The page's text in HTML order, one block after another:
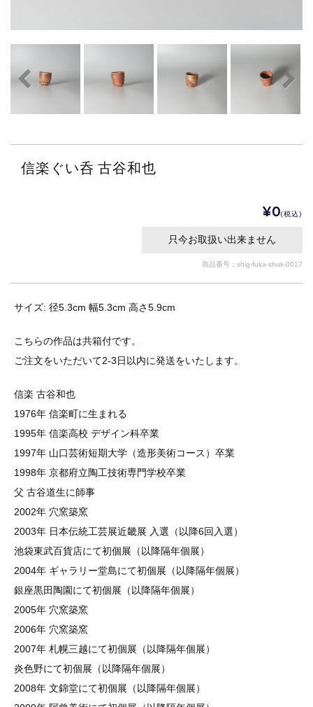
信楽ぐい呑 古谷和也
¥0(税込)
只今お取扱い出来ません
商品番号：shig-fuka-shuk-0017
サイズ: 径5.3cm 幅5.3cm 高さ5.9cm
こちらの作品は共箱付です。
ご注文をいただいて2-3日以内に発送をいたします。
信楽 古谷和也
1976年 信楽町に生まれる
1995年 信楽高校 デザイン科卒業
1997年 山口芸術短期大学（造形美術コース）卒業
1998年 京都府立陶工技術専門学校卒業
父 古谷道生に師事
2002年 穴窯築窯
2003年 日本伝統工芸展近畿展 入選（以降6回入選）
池袋東武百貨店にて初個展（以降隔年個展）
2004年 ギャラリー堂島にて初個展（以降隔年個展）
銀座黒田陶園にて初個展（以降隔年個展）
2005年 穴窯築窯
2006年 穴窯築窯
2007年 札幌三越にて初個展（以降隔年個展）
炎色野にて初個展（以降隔年個展）
2008年 文錦堂にて初個展（以降隔年個展）